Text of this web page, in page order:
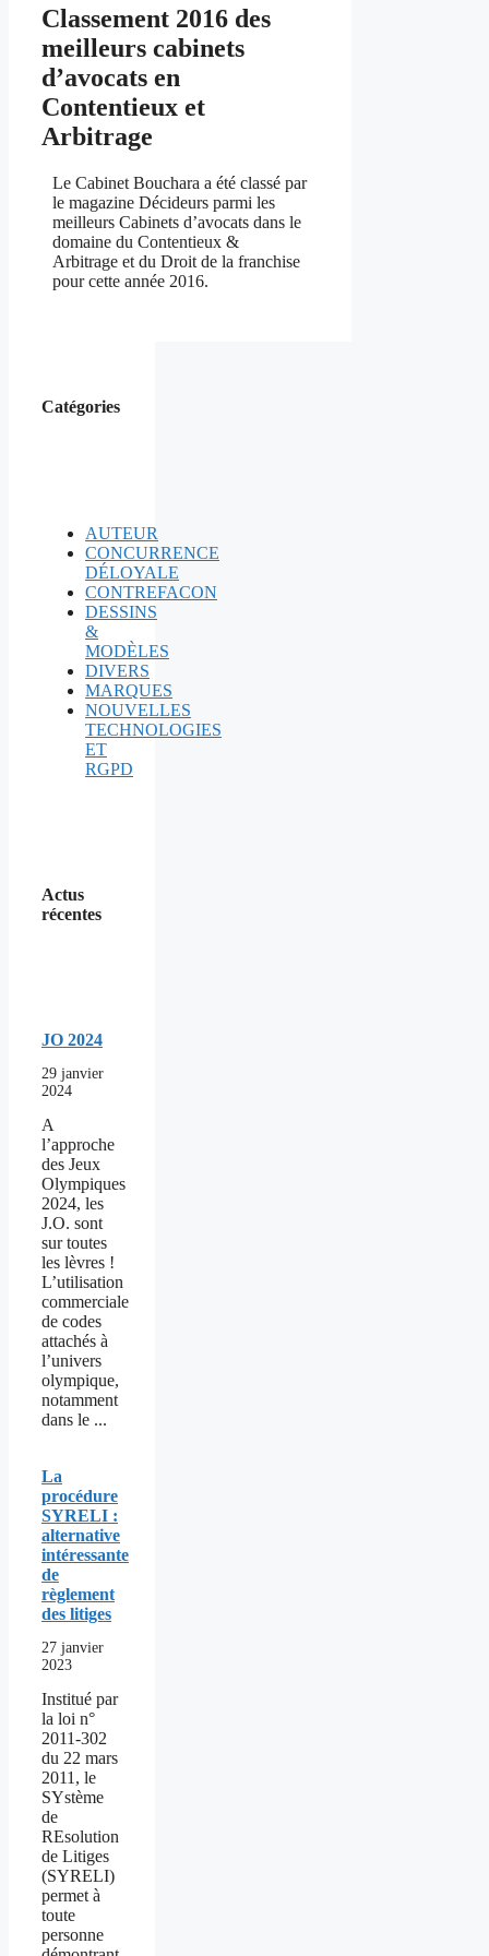
Classement 2016 des
meilleurs cabinets
d’avocats en
Contentieux et
Arbitrage
Le Cabinet Bouchara a été classé par
le magazine Décideurs parmi les
meilleurs Cabinets d’avocats dans le
domaine du Contentieux &
Arbitrage et du Droit de la franchise
pour cette année 2016.
Catégories
AUTEUR
CONCURRENCE
DÉLOYALE
CONTREFACON
DESSINS
&
MODÈLES
DIVERS
MARQUES
NOUVELLES
TECHNOLOGIES
ET
RGPD
Actus
récentes
JO 2024
29 janvier
2024
A
l’approche
des Jeux
Olympiques
2024, les
J.O. sont
sur toutes
les lèvres !
L’utilisation
commerciale
de codes
attachés à
l’univers
olympique,
notamment
dans le ...
La
procédure
SYRELI :
alternative
intéressante
de
règlement
des litiges
27 janvier
2023
Institué par
la loi n°
2011-302
du 22 mars
2011, le
SYstème
de
REsolution
de Litiges
(SYRELI)
permet à
toute
personne